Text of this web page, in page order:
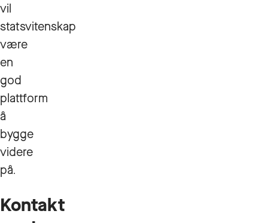
vil
statsvitenskap
være
en
god
plattform
å
bygge
videre
på.
Kontakt